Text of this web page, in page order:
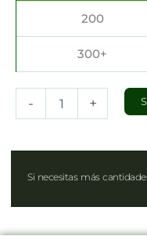
200
300+
- +
Si necesitas más